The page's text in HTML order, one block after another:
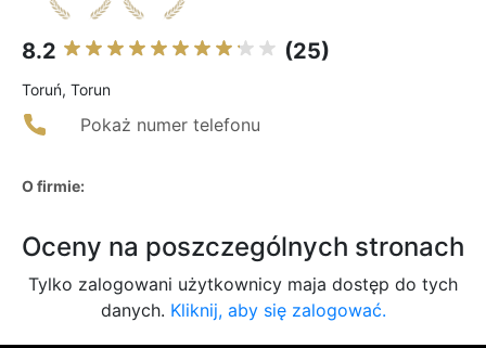
8.2 (25)
Toruń, Torun
Pokaż numer telefonu
O firmie:
Oceny na poszczególnych stronach
Tylko zalogowani użytkownicy maja dostęp do tych
danych. Kliknij, aby się zalogować.